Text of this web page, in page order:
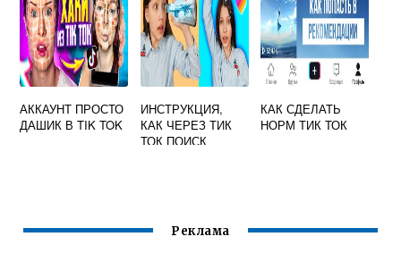
АККАУНТ ПРОСТО
ДАШИК В TIK TOK
ИНСТРУКЦИЯ,
КАК ЧЕРЕЗ ТИК
ТОК ПОИСК
КАК СДЕЛАТЬ
НОРМ ТИК ТОК
Реклама